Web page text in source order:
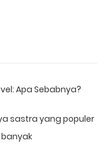
Apa Sebabnya?
sastra yang populer